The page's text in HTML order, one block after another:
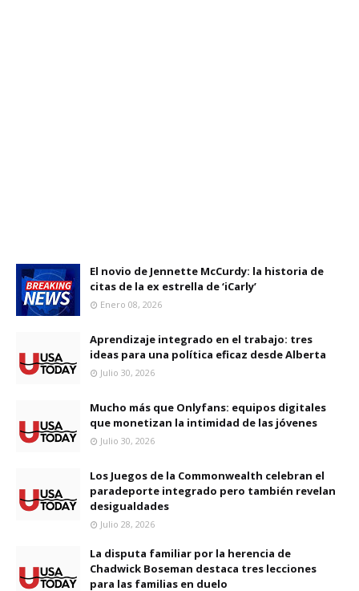
El novio de Jennette McCurdy: la historia de
citas de la ex estrella de ‘iCarly’
Enero 08, 2026
Aprendizaje integrado en el trabajo: tres
ideas para una política eficaz desde Alberta
Julio 30, 2026
Mucho más que Onlyfans: equipos digitales
que monetizan la intimidad de las jóvenes
Julio 30, 2026
Los Juegos de la Commonwealth celebran el
paradeporte integrado pero también revelan
desigualdades
Julio 28, 2026
La disputa familiar por la herencia de
Chadwick Boseman destaca tres lecciones
para las familias en duelo